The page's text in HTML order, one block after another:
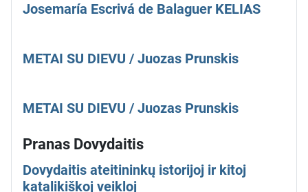
Josemaría Escrivá de Balaguer KELIAS
METAI SU DIEVU / Juozas Prunskis
METAI SU DIEVU / Juozas Prunskis
Pranas Dovydaitis
Dovydaitis ateitininkų istorijoj ir kitoj
katalikiškoj veikloj